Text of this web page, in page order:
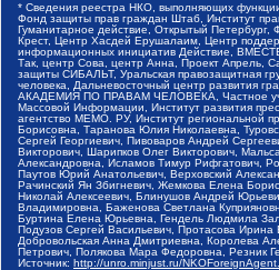
* Сведения реестра НКО, выполняющих
Фонд защиты прав граждан Штаб, Институт
Гуманитарное действие, Открытый
Крест, Центр Хасдей Ерушалаим, Центр
информационных инициатив Действие,
Так, центр Сова, центр Анна, Проект Апрель,
защиты СИБАЛЬТ, Уральская правозащитная
человека, Дальневосточный центр развития
АКАДЕМИЯ ПО ПРАВАМ ЧЕЛОВЕКА, Частное
Массовой Информации, Институт развития
агентство МЕМО. РУ, Институт региональной
Борисовна, Таранова Юлия Николаевна,
Сергей Георгиевич, Пивоваров Андрей
Викторович, Шарипков Олег Викторович,
Александровна, Исламов Тимур Рифгатович,
Паутов Юрий Анатольевич, Верховский
Рачинский Ян Збигневич, Жемкова Елена
Николай Алексеевич, Блинушов Андрей
Владимировна, Баженова Светлана
Буртина Елена Юрьевна, Гендель Людмила
Подузов Сергей Васильевич, Протасова
Добровольская Анна Дмитриевна, Королева
Петрович, Полякова Мара Федоровна, Резник
Источник: http://unro.minjust.ru/